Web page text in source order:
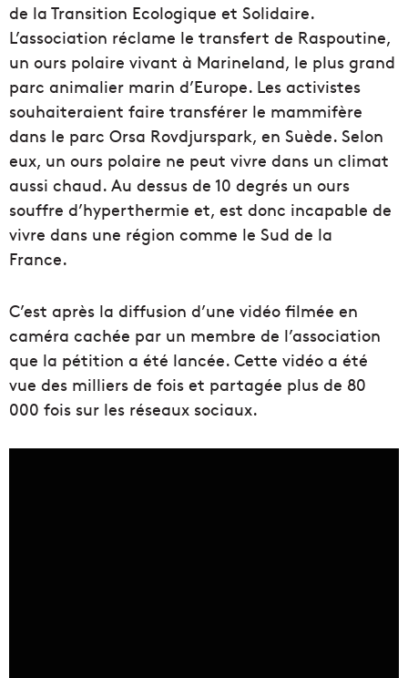
de la Transition Ecologique et Solidaire.
L’association réclame le transfert de Raspoutine,
un ours polaire vivant à Marineland, le plus grand
parc animalier marin d’Europe. Les activistes
souhaiteraient faire transférer le mammifère
dans le parc Orsa Rovdjurspark, en Suède. Selon
eux, un ours polaire ne peut vivre dans un climat
aussi chaud. Au dessus de 10 degrés un ours
souffre d’hyperthermie et, est donc incapable de
vivre dans une région comme le Sud de la
France.
C’est après la diffusion d’une vidéo filmée en
caméra cachée par un membre de l’association
que la pétition a été lancée. Cette vidéo a été
vue des milliers de fois et partagée plus de 80
000 fois sur les réseaux sociaux.